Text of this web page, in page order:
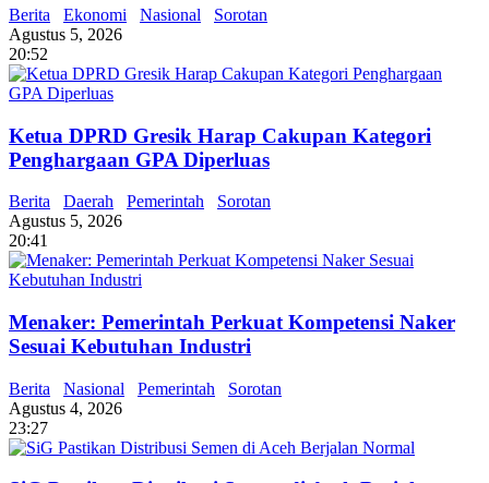
Berita Ekonomi Nasional
Sorotan
Agustus 5, 2026
20:52
Ketua DPRD Gresik Harap Cakupan Kategori
Penghargaan GPA Diperluas
Berita Daerah Pemerintah
Sorotan
Agustus 5, 2026
20:41
Menaker: Pemerintah Perkuat Kompetensi Naker
Sesuai Kebutuhan Industri
Berita Nasional Pemerintah
Sorotan
Agustus 4, 2026
23:27